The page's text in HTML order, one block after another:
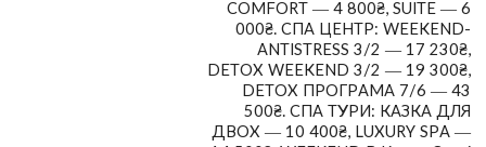
COMFORT — 4 800₴, SUITE — 6
000₴. СПА ЦЕНТР: WEEKEND-
ANTISTRESS 3/2 — 17 230₴,
DETOX WEEKEND 3/2 — 19 300₴,
DETOX ПРОГРАМА 7/6 — 43
500₴. СПА ТУРИ: КАЗКА ДЛЯ
ДВОХ — 10 400₴, LUXURY SPA —